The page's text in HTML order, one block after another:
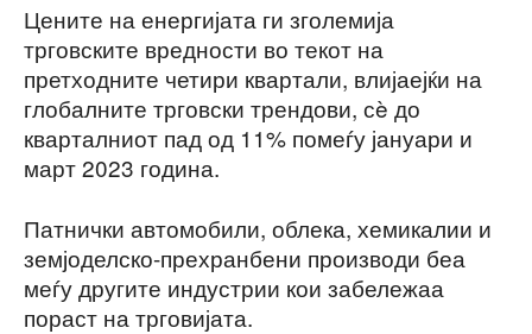
Цените на енергијата ги зголемија
трговските вредности во текот на
претходните четири квартали, влијаејќи на
глобалните трговски трендови, сè до
кварталниот пад од 11% помеѓу јануари и
март 2023 година.
Патнички автомобили, облека, хемикалии и
земјоделско-прехранбени производи беа
меѓу другите индустрии кои забележаа
пораст на трговијата.